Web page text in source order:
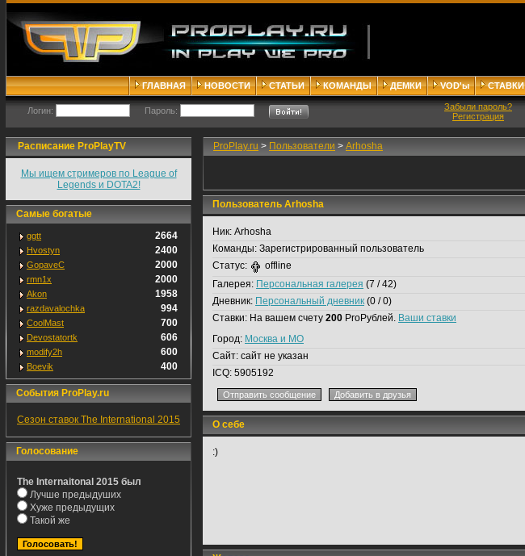
ГЛАВНАЯ НОВОСТИ СТАТЬИ КОМАНДЫ ДЕМКИ VOD'ы СТАВКИ
Логин: Пароль:
Забыли пароль?
Регистрация
Расписание ProPlayTV
Мы ищем стримеров по League of
Legends и DOTA2!
Самые богатые
ggtt 2664
Hvostyn 2400
GopaveC 2000
rmn1x 2000
Akon 1958
razdavalochka 994
CoolMast 700
Devostatortk 606
modify2h 600
Boevik 400
События ProPlay.ru
Сезон ставок The International 2015
Голосование
The Internaitonal 2015 был
Лучше предыдуших
Хуже предыдущих
Такой же
ProPlay.ru > Пользователи > Arhosha
Пользователь Arhosha
Ник: Arhosha
Команды: Зарегистрированный пользователь
Статус:
offline
Галерея: Персональная галерея (7 / 42)
Дневник: Персональный дневник (0 / 0)
Ставки: На вашем счету 200 ProРублей. Ваши ставки
Город: Москва и МО
Сайт: сайт не указан
ICQ: 5905192
О себе
:)